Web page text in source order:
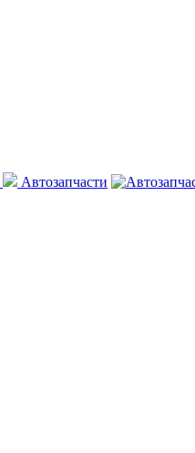
Автозапчасти